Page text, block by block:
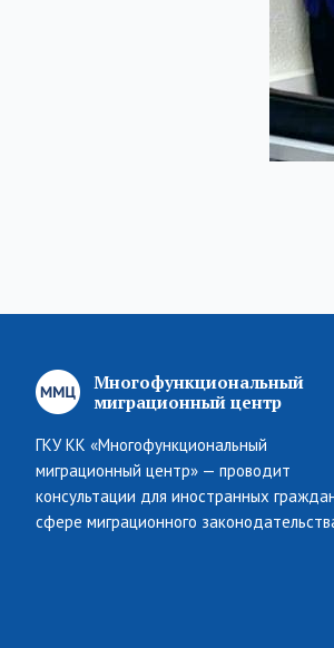
Многофункциональный
миграционный центр
ГКУ КК «Многофункциональный
миграционный центр» — проводит
консультации для иностранных
сфере миграционного